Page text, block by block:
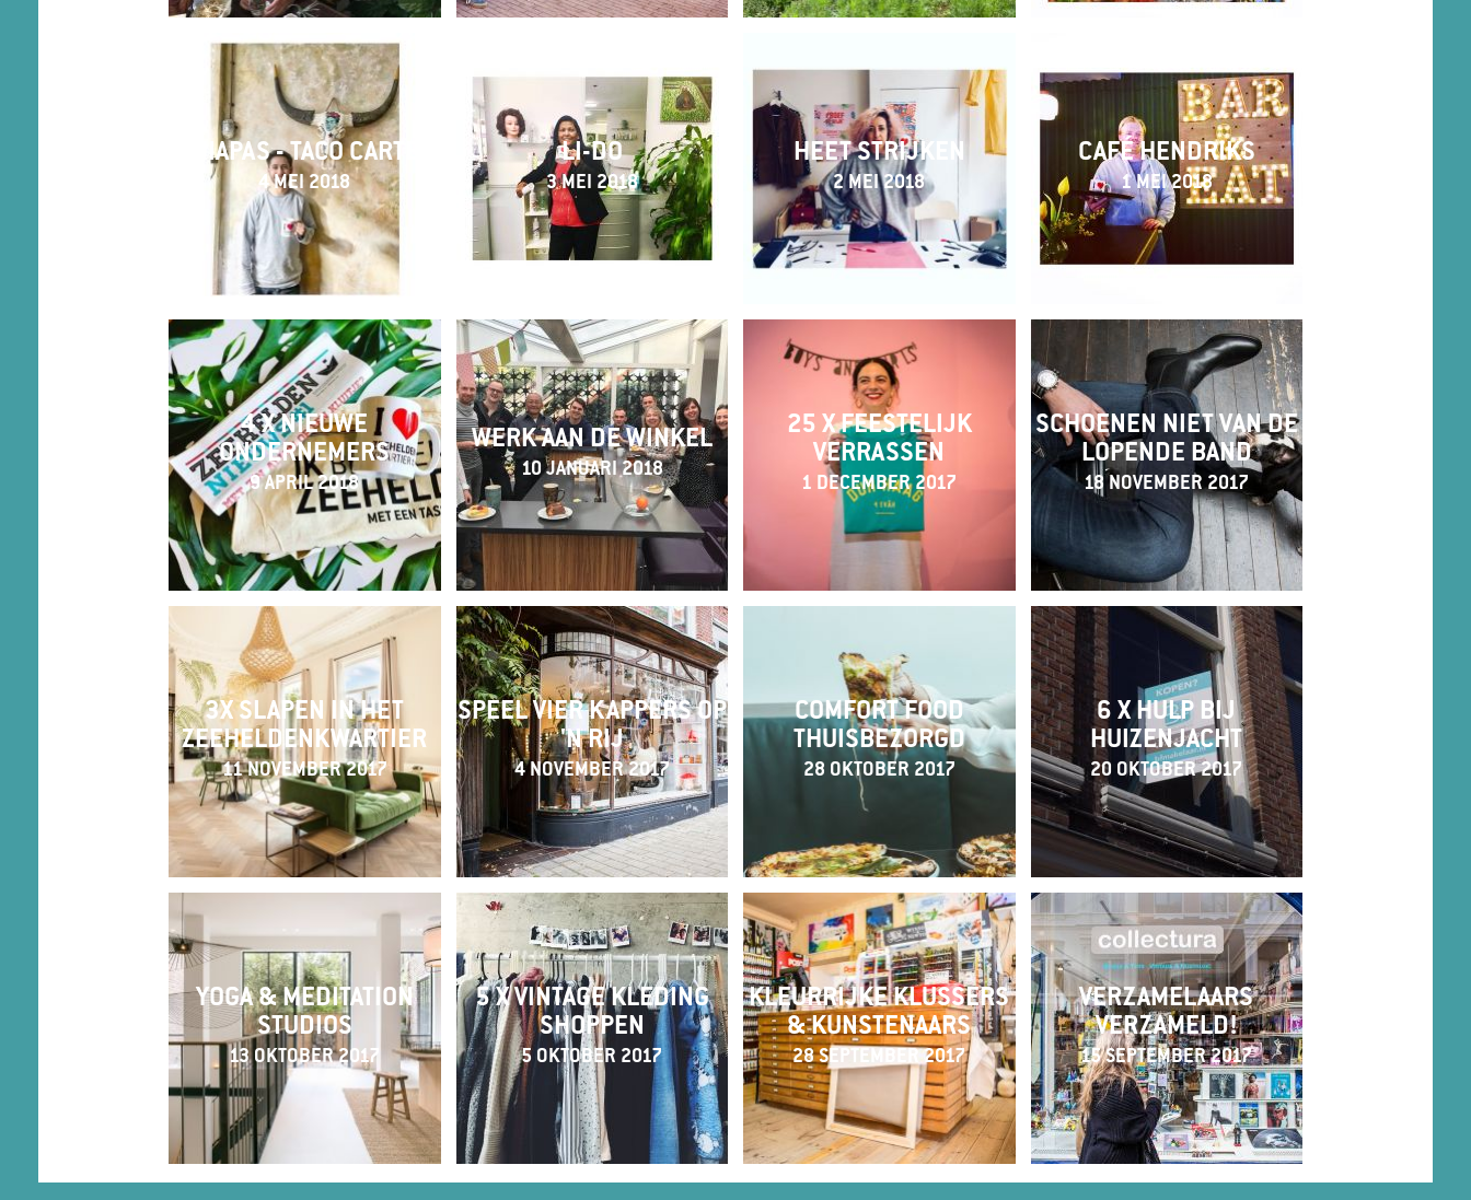
CHIAPAS - TACO CARTEL
4 MEI 2018
LI-DO
3 MEI 2018
HEET STRIJKEN
2 MEI 2018
CAFÉ HENDRIKS
1 MEI 2018
4 X NIEUWE
ONDERNEMERS
9 APRIL 2018
WERK AAN DE WINKEL
10 JANUARI 2018
25 X FEESTELIJK
VERRASSEN
1 DECEMBER 2017
SCHOENEN NIET VAN DE
LOPENDE BAND
18 NOVEMBER 2017
3X SLAPEN IN HET
ZEEHELDENKWARTIER
11 NOVEMBER 2017
SPEEL VIER KAPPERS OP
'N RIJ
4 NOVEMBER 2017
COMFORT FOOD
THUISBEZORGD
28 OKTOBER 2017
6 X HULP BIJ
HUIZENJACHT
20 OKTOBER 2017
YOGA & MEDITATION
STUDIOS
13 OKTOBER 2017
5 X VINTAGE KLEDING
SHOPPEN
5 OKTOBER 2017
KLEURRIJKE KLUSSERS
& KUNSTENAARS
28 SEPTEMBER 2017
VERZAMELAARS
VERZAMELD!
15 SEPTEMBER 2017